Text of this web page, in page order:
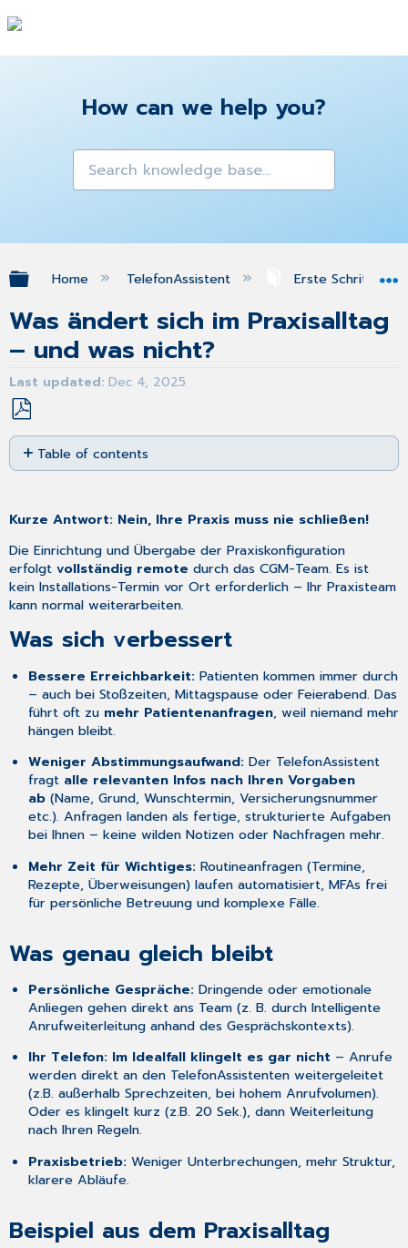
How can we help you?
Expand/collapse global hierarchy
Home TelefonAssistent Erste Schritte
Was ändert sich im Praxisalltag
– und was nicht?
Last updated Dec 4, 2025
Save
as
PDF
Table of contents
verbessert
genau
gleich
bleibt
Beispiel
aus
dem
Praxisalltag
Kurze Antwort: Nein, Ihre Praxis muss nie schließen!
Die Einrichtung und Übergabe der Praxiskonfiguration
erfolgtvollständig remote durch das CGM-Team. Es ist
kein Installations-Termin vor Ort erforderlich – Ihr Praxisteam
kann normal weiterarbeiten.​
Was sich verbessert
Bessere Erreichbarkeit:Patienten kommen immer durch
– auch bei Stoßzeiten, Mittagspause oder Feierabend. Das
führt oft zu mehr Patientenanfragen, weil niemand mehr
hängen bleibt.
Weniger Abstimmungsaufwand:Der TelefonAssistent
fragt alle relevanten Infos nach Ihren Vorgaben
ab(Name, Grund, Wunschtermin, Versicherungsnummer
etc.). Anfragen landen als fertige, strukturierte Aufgaben
bei Ihnen – keine wilden Notizen oder Nachfragen mehr.
Mehr Zeit für Wichtiges:Routineanfragen (Termine,
Rezepte, Überweisungen) laufen automatisiert, MFAs frei
für persönliche Betreuung und komplexe Fälle.
Was genau gleich bleibt
Persönliche Gespräche:Dringende oder emotionale
Anliegen gehen direkt ans Team (z. B. durch Intelligente
Anrufweiterleitung anhand des Gesprächskontexts).
Ihr Telefon: Im Idealfall klingelt es gar nicht – Anrufe
werden direkt an den TelefonAssistenten weitergeleitet
(z.B. außerhalb Sprechzeiten, bei hohem Anrufvolumen).
Oder es klingelt kurz (z.B. 20 Sek.), dann Weiterleitung
nach Ihren Regeln.
Praxisbetrieb:Weniger Unterbrechungen, mehr Struktur,
klarere Abläufe.
Beispiel aus dem Praxisalltag